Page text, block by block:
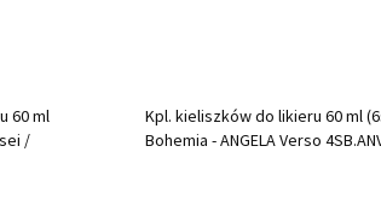
60 ml
/
Kpl. kieliszków do likieru 60 ml
Bohemia - ANGELA Verso